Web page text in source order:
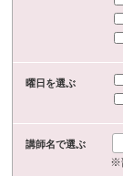
曜日を選ぶ
講師名で選ぶ
※